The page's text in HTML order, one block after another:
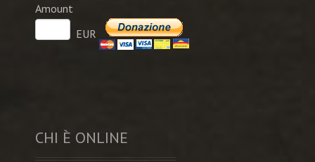
Amount
EUR
CHI È ONLINE